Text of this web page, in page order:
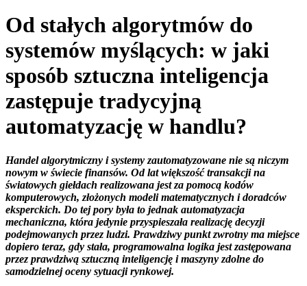
Od stałych algorytmów do
systemów myślących: w jaki
sposób sztuczna inteligencja
zastępuje tradycyjną
automatyzację w handlu?
Handel algorytmiczny i systemy zautomatyzowane nie są niczym
nowym w świecie finansów. Od lat większość transakcji na
światowych giełdach realizowana jest za pomocą kodów
komputerowych, złożonych modeli matematycznych i doradców
eksperckich. Do tej pory była to jednak automatyzacja
mechaniczna, która jedynie przyspieszała realizację decyzji
podejmowanych przez ludzi. Prawdziwy punkt zwrotny ma miejsce
dopiero teraz, gdy stała, programowalna logika jest zastępowana
przez prawdziwą sztuczną inteligencję i maszyny zdolne do
samodzielnej oceny sytuacji rynkowej.